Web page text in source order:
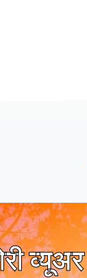
व्यूअर